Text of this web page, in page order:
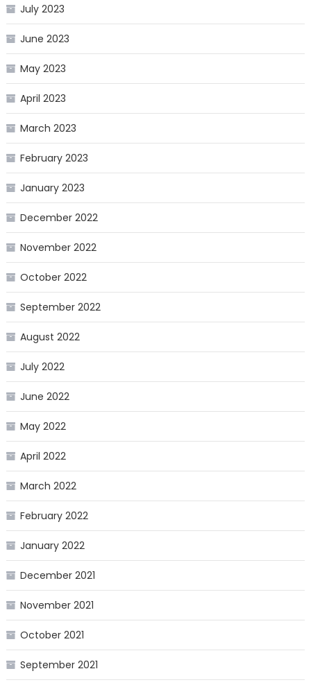
July 2023
June 2023
May 2023
April 2023
March 2023
February 2023
January 2023
December 2022
November 2022
October 2022
September 2022
August 2022
July 2022
June 2022
May 2022
April 2022
March 2022
February 2022
January 2022
December 2021
November 2021
October 2021
September 2021